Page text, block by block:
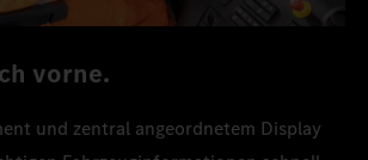
vorne.
und zentral angeordnetem Display